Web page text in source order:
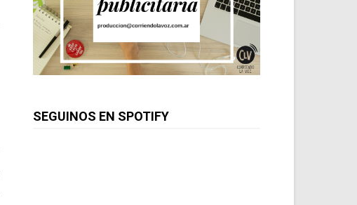
SEGUINOS EN SPOTIFY